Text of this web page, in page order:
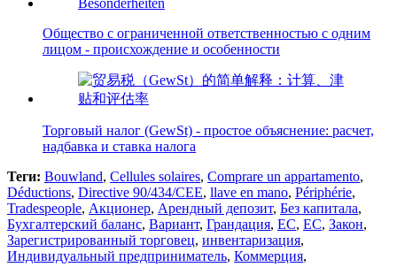
Общество с ограниченной ответственностью с одним
лицом - происхождение и особенности
Торговый налог (GewSt) - простое объяснение: расчет,
надбавка и ставка налога
Теги: Bouwland, Cellules solaires, Comprare un appartamento,
Déductions, Directive 90/434/CEE, llave en mano, Périphérie,
Tradespeople, Акционер, Арендный депозит, Без капитала,
Бухгалтерский баланс, Вариант, Грандация, ЕС, ЕС, Закон,
Зарегистрированный торговец, инвентаризация,
Индивидуальный предприниматель, Коммерция,